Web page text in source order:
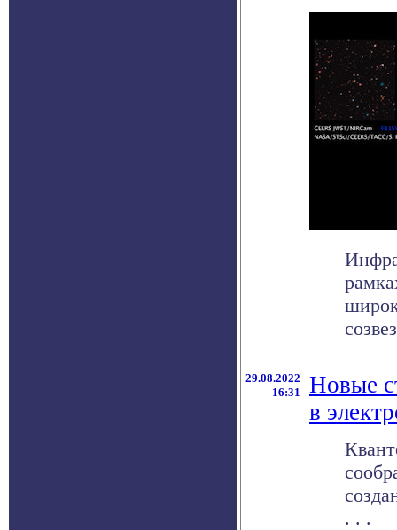
29.08.2022
16:31
Новые
в
. . .